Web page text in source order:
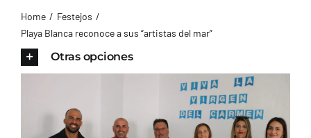
AYUNTAMIENTO
Home
Festejos
Playa Blanca reconoce a sus “artistas del mar”
Otras opciones